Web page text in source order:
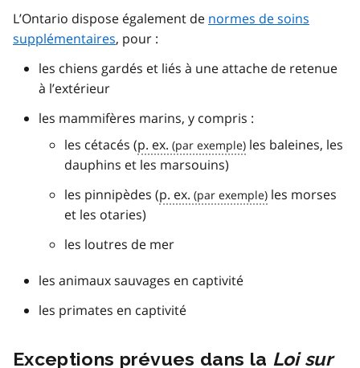
L’Ontario dispose également de normes de soins
supplémentaires, pour :
les chiens gardés et liés à une attache de retenue
à l’extérieur
les mammifères marins, y compris :
les cétacés (p. ex.
les baleines, les
dauphins et les marsouins)
les pinnipèdes (p. ex.
les morses
et les otaries)
les loutres de mer
les animaux sauvages en captivité
les primates en captivité
Exceptions prévues dans la Loi sur